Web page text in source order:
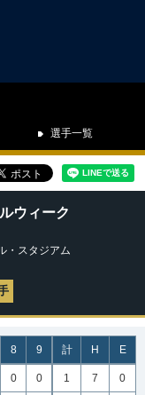
選手一覧
ウィーク
・スタジアム
8 9 計 H E
0 0 1 7 0